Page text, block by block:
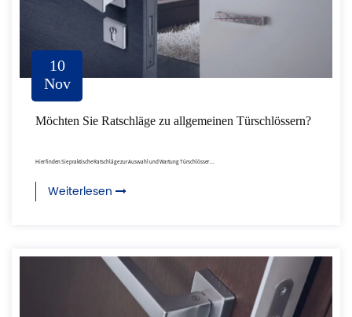
10
Nov
Möchten Sie Ratschläge zu allgemeinen Türschlössern?
Hier finden Sie praktische Ratschläge zur Auswahl und Wartung Türschlösser ...
Weiterlesen